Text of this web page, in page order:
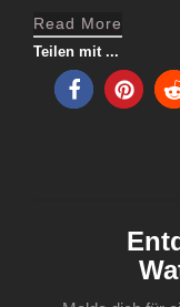
Read More
Teilen mit ...